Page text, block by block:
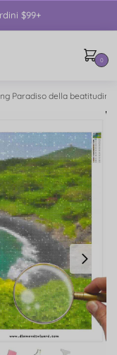
$99+
0
Paradiso della beatitudine